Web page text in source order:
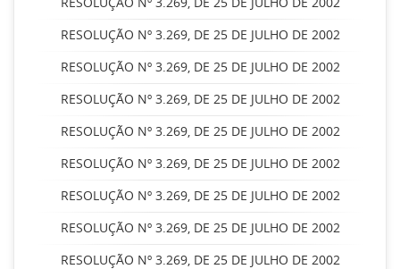
RESOLUÇÃO Nº 3.269, DE 25 DE JULHO DE 2002
RESOLUÇÃO Nº 3.269, DE 25 DE JULHO DE 2002
RESOLUÇÃO Nº 3.269, DE 25 DE JULHO DE 2002
RESOLUÇÃO Nº 3.269, DE 25 DE JULHO DE 2002
RESOLUÇÃO Nº 3.269, DE 25 DE JULHO DE 2002
RESOLUÇÃO Nº 3.269, DE 25 DE JULHO DE 2002
RESOLUÇÃO Nº 3.269, DE 25 DE JULHO DE 2002
RESOLUÇÃO Nº 3.269, DE 25 DE JULHO DE 2002